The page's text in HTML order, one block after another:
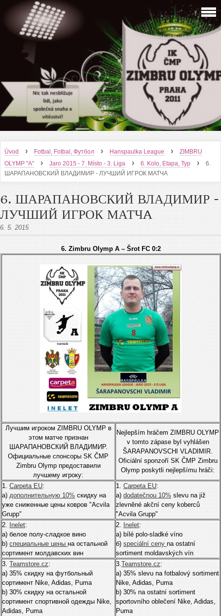
Úvod › Fotbal, Fotbal, Футбол › Hanspaulka League ›
ZIMBRU
OLYMP "A"
› Jaro 2015 - 7. Místo - 3. Liga › 6. Kolo, Etapa, Тур ›
6.
ШАРАПАНОВСКИЙ ВЛАДИМИР - ЛУЧШИЙ ИГРОК МАТЧA
6. ШАРАПАНОВСКИЙ ВЛАДИМИР -
ЛУЧШИЙ ИГРОК МАТЧA
6. 5. 2015
6. Zimbru Olymp A – Šrot FC 0:2
Лучшим игрокoм ZIMBRU OLYMP в
этом матче признан
ШАРАПАНОВСКИЙ ВЛАДИМИР.
Официальные спонсоры SK ČMP
Zimbru Olymp предоставили
лучшему игроку:
Nejlepším hráčem ZIMBRU OLYMP
v tomto zápase byl vyhlášen
ŠARAPANOVSCHI VLADIMIR.
Oficiální sponzoří SK ČMP Zimbru
Olymp poskytli nejlepšímu hráči:
1. Carpeta EU:
а) дополнительную 10% скидку на
уже сниженные цены ковров "Acvila
Grupp"
1. Carpeta EU:
а) dodatečnou 10% slevu na již
zlevněné akční ceny koberců
"Acvila Grupp"
2. Inelet:
а) белое полу-сладкое вино
b) специальные цены на остальной
сортимент молдавских вин
2. Inelet:
а) bílé polo-sladké víno
б) speciální ceny na ostatní
sortiment moldavských vín
3. Teamstore.cz:
а) 35% скидку на футбольный
сортимент Nike, Adidas, Puma
b) 30% скидку на остальной
сортимент спортивной одежды Nike,
Adidas, Puma
3.Teamstore.cz:
а) 35% slevu na fotbalový sortiment
Nike, Adidas, Puma
b) 30% na ostatní sortiment
sportovního oblečení Nike, Adidas,
Puma